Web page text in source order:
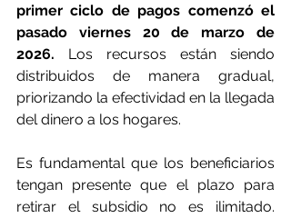
primer ciclo de pagos comenzó el
pasado viernes 20 de marzo de
2026. Los recursos están siendo
distribuidos de manera gradual,
priorizando la efectividad en la llegada
del dinero a los hogares.
Es fundamental que los beneficiarios
tengan presente que el plazo para
retirar el subsidio no es ilimitado.